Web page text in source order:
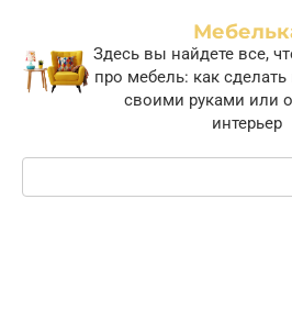
контенту
Здесь вы найдете все,
про мебель: как
своими руками или
интерьер
Поиск: